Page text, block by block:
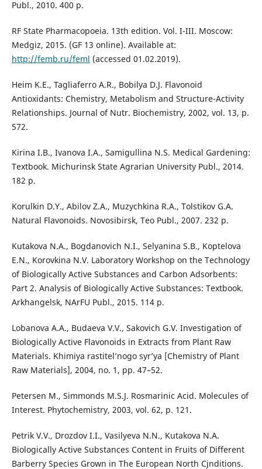
Publ., 2010. 400 p.
RF State Pharmacopoeia. 13th edition. Vol. I-III. Moscow:
Medgiz, 2015. (GF 13 online). Available at:
http://femb.ru/feml (accessed 01.02.2019).
Heim K.E., Tagliaferro A.R., Bobilya D.J. Flavonoid
Antioxidants: Chemistry, Metabolism and Structure-Activity
Relationships. Journal of Nutr. Biochemistry, 2002, vol. 13, p.
572.
Kirina I.B., Ivanova I.A., Samigullina N.S. Medical Gardening:
Textbook. Michurinsk State Agrarian University Publ., 2014.
182 p.
Korulkin D.Y., Abilov Z.A., Muzychkina R.A., Tolstikov G.A.
Natural Flavonoids. Novosibirsk, Тео Publ., 2007. 232 p.
Kutakova N.A., Bogdanovich N.I., Selyanina S.B., Koptelova
E.N., Korovkina N.V. Laboratory Workshop on the Technology
of Biologically Active Substances and Carbon Adsorbents:
Part 2. Analysis of Biologically Active Substances: Textbook.
Arkhangelsk, NArFU Publ., 2015. 114 p.
Lobanova A.A., Budaeva V.V., Sakovich G.V. Investigation of
Biologically Active Flavonoids in Extracts from Plant Raw
Materials. Khimiya rastitel’nogo syr’ya [Chemistry of Plant
Raw Materials], 2004, no. 1, pp. 47–52.
Petersen M., Simmonds M.S.J. Rosmarinic Acid. Molecules of
Interest. Phytochemistry, 2003, vol. 62, p. 121.
Petrik V.V., Drozdov I.I., Vasilyeva N.N., Kutakova N.A.
Biologically Active Substances Content in Fruits of Different
Barberry Species Grown in The European North Cjnditions.